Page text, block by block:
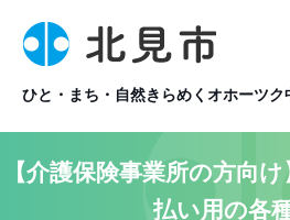
ひと・まち・自然きらめくオホーツク
【介護保険事業所の方向
払い用の各